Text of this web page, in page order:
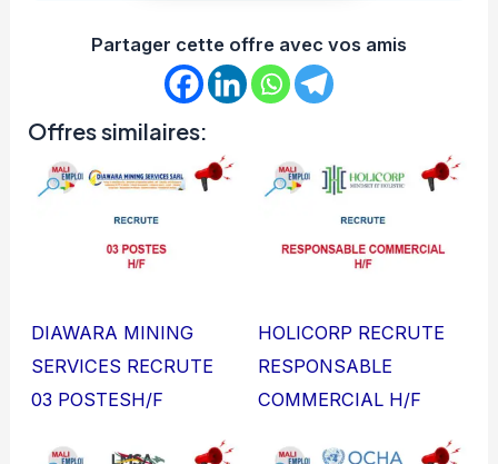
Partager cette offre avec vos amis
Offres similaires:
DIAWARA MINING
SERVICES RECRUTE
03 POSTESH/F
HOLICORP RECRUTE
RESPONSABLE
COMMERCIAL H/F